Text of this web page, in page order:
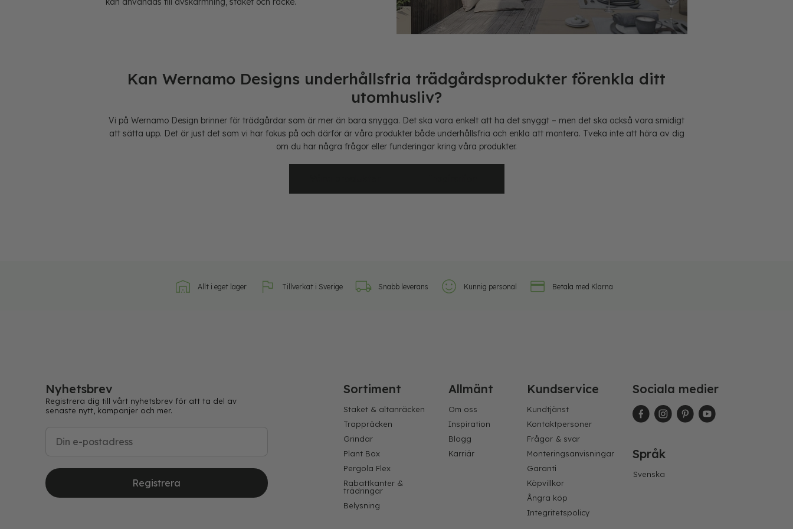
Kan Wernamo Designs underhållsfria trädgårdsprodukter förenkla ditt
utomhusliv?
Vi på Wernamo Design brinner för trädgårdar som är mer än bara snygga. Det ska vara enkelt att ha det snyggt – men det ska också vara smidigt
att sätta upp. Det är just det som vi har fokus på och därför är våra produkter både underhållsfria och enkla att montera. Tveka inte att höra av dig
om du har några frågor eller funderingar kring våra produkter.
Allt i eget lager Tillverkat i Sverige Snabb leverans Kunnig personal Betala med Klarna
Nyhetsbrev
Registrera dig till vårt nyhetsbrev för att ta del av
senaste nytt, kampanjer och mer.
Registrera
Sortiment
Staket & altanräcken
Trappräcken
Grindar
Plant Box
Pergola Flex
Rabattkanter &
trädringar
Belysning
Allmänt
Om oss
Inspiration
Blogg
Karriär
Kundservice
Kundtjänst
Kontaktpersoner
Frågor & svar
Monteringsanvisningar
Garanti
Köpvillkor
Ångra köp
Integritetspolicy
Sociala medier
Språk
Svenska